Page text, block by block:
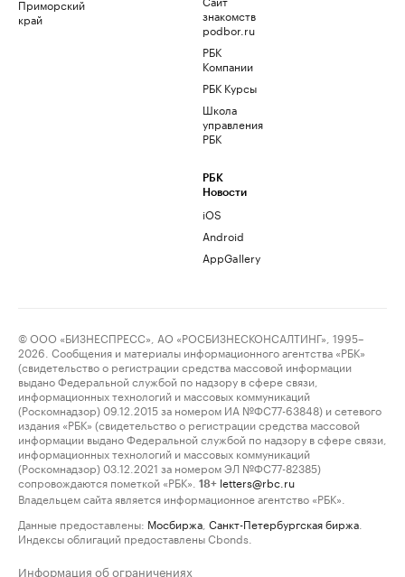
Приморский
край
знакомств
podbor.ru
РБК
Компании
РБК Курсы
Школа
управления
РБК
РБК
Новости
iOS
Android
AppGallery
© ООО «БИЗНЕСПРЕСС», АО «РОСБИЗНЕСКОНСАЛТИНГ», 1995–
2026. Сообщения и материалы информационного агентства «РБК»
(свидетельство о регистрации средства массовой информации
выдано Федеральной службой по надзору в сфере связи,
информационных технологий и массовых коммуникаций
(Роскомнадзор) 09.12.2015 за номером ИА №ФС77-63848) и сетевого
издания «РБК» (свидетельство о регистрации средства массовой
информации выдано Федеральной службой по надзору в сфере связи,
информационных технологий и массовых коммуникаций
(Роскомнадзор) 03.12.2021 за номером ЭЛ №ФС77-82385)
сопровождаются пометкой «РБК».
18+ letters@rbc.ru
Владельцем сайта является информационное агентство «РБК».
Данные предоставлены: Мосбиржа Санкт-Петербургская биржа
Индексы облигаций предоставлены Cbonds.
Информация об ограничениях